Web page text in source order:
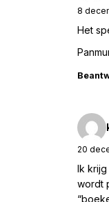
8
Het
20
Ik
wordt